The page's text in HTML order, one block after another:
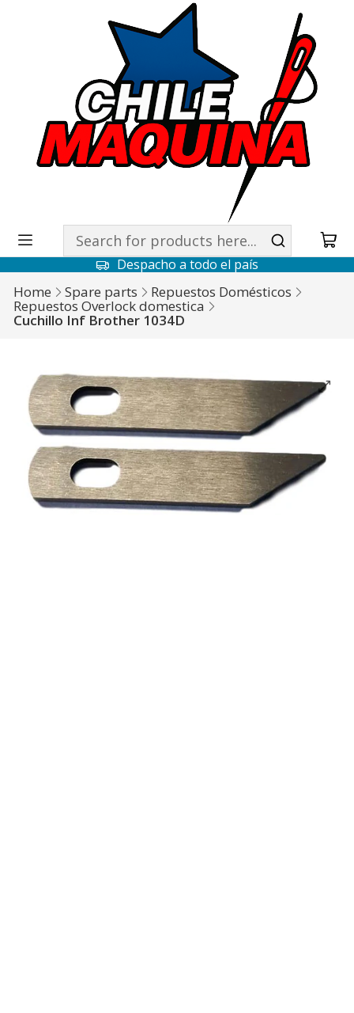
Despacho a todo el país
Home Spare parts Repuestos Domésticos
Repuestos Overlock domestica
Cuchillo Inf Brother 1034D